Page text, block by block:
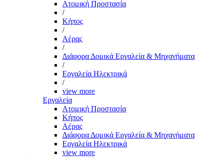
Aτομική Προστασία
/
Kήπος
/
Αέρας
/
Διάφορα Δομικά Εργαλεία & Μηχανήματα
/
Εργαλεία Ηλεκτρικά
/
view more
Εργαλεία
Aτομική Προστασία
Kήπος
Αέρας
Διάφορα Δομικά Εργαλεία & Μηχανήματα
Εργαλεία Ηλεκτρικά
view more